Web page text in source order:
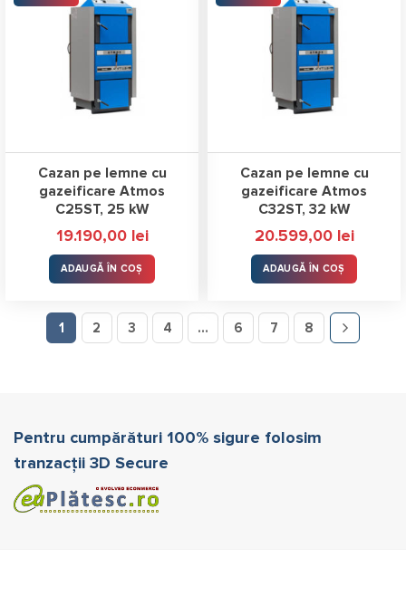
Cazan pe lemne cu
gazeificare Atmos
C25ST, 25 kW
19.190,00 lei
ADAUGĂ ÎN COȘ
Cazan pe lemne cu
gazeificare Atmos
C32ST, 32 kW
20.599,00 lei
ADAUGĂ ÎN COȘ
1 2 3 4 … 6 7 8
Pentru cumpărături 100% sigure folosim
tranzacții 3D Secure